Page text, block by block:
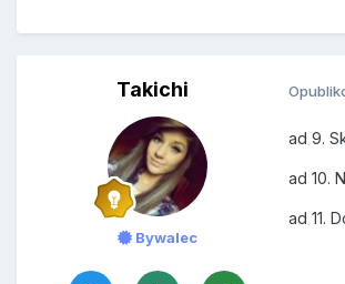
Takichi
Bywalec
ad 9.
ad 10.
ad 11.